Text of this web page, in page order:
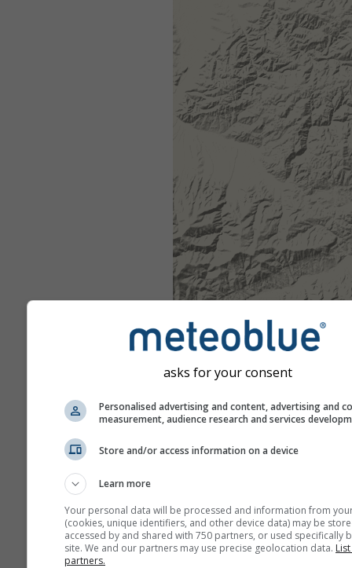
asks for your consent
Personalised advertising and content, advertising and
measurement, audience research and services
Store and/or access information on a device
Learn more
Your personal data will be processed and information from
(cookies, unique identifiers, and other device data) may be
accessed by and shared with 750 partners, or used specifically
site. We and our partners may use precise geolocation data.
partners.